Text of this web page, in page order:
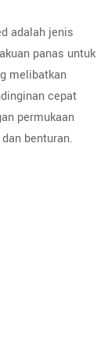
adalah jenis
panas untuk
melibatkan
cepat
permukaan
benturan.